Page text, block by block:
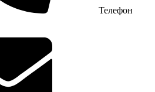
Телефон